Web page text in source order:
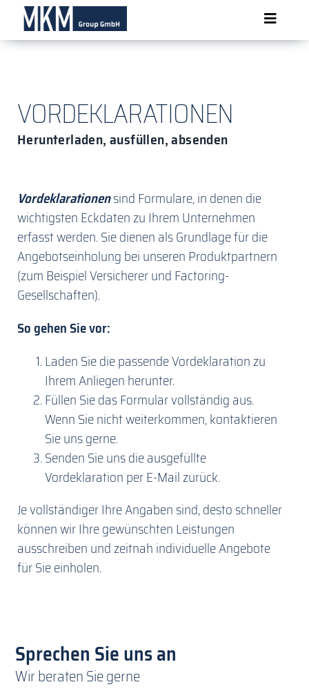
content
Toggle
Produkte
Formulare
Kontakt
VORDEKLARATIONEN
Herunterladen, ausfüllen, absenden
Vordeklarationensind Formulare, in denen die
wichtigsten Eckdaten zu Ihrem Unternehmen
erfasst werden. Sie dienen als Grundlage für die
Angebotseinholung bei unseren Produktpartnern
(zum Beispiel Versicherer und Factoring-
Gesellschaften).
So gehen Sie vor:
Laden Sie die passende Vordeklaration zu
Ihrem Anliegen herunter.
Füllen Sie das Formular vollständig aus.
Wenn Sie nicht weiterkommen, kontaktieren
Sie uns gerne.
Senden Sie uns die ausgefüllte
Vordeklaration per E-Mail zurück.
Je vollständiger Ihre Angaben sind, desto schneller
können wir Ihre gewünschten Leistungen
ausschreiben und zeitnah individuelle Angebote
für Sie einholen.
Sprechen Sie uns an
Wir beraten Sie gerne